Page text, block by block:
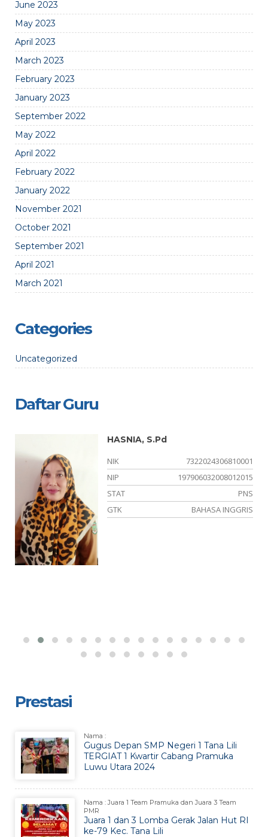
June 2023
May 2023
April 2023
March 2023
February 2023
January 2023
September 2022
May 2022
April 2022
February 2022
January 2022
November 2021
October 2021
September 2021
April 2021
March 2021
Categories
Uncategorized
Daftar Guru
HASNIA, S.Pd
NIK
7322024306810001
NIP
197906032008012015
STAT
PNS
GTK
BAHASA INGGRIS
Prestasi
Nama :
Gugus Depan SMP Negeri 1 Tana Lili
TERGIAT 1 Kwartir Cabang Pramuka
Luwu Utara 2024
Nama : Juara 1 Team Pramuka dan Juara 3 Team
PMR
Juara 1 dan 3 Lomba Gerak Jalan Hut RI
ke-79 Kec. Tana Lili